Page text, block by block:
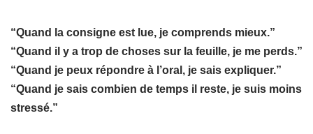
“Quand la consigne est lue, je comprends mieux.”
“Quand il y a trop de choses sur la feuille, je me perds.”
“Quand je peux répondre à l’oral, je sais expliquer.”
“Quand je sais combien de temps il reste, je suis moins
stressé.”